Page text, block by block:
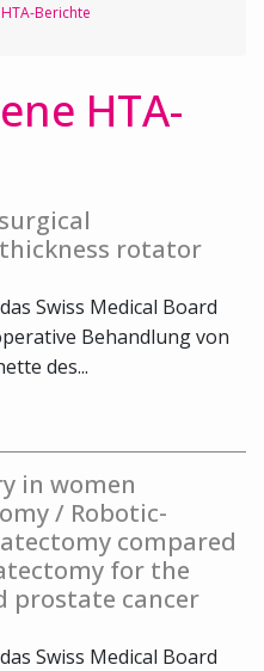
HTA-Berichte
HTA-
rotator
Swiss Medical Board
Behandlung von
des...
in women
/ Robotic-
compared
for the
prostate cancer
Swiss Medical Board